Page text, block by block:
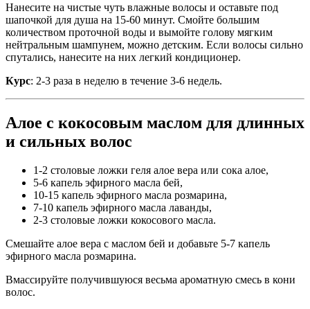
Нанесите на чистые чуть влажные волосы и оставьте под
шапочкой для душа на 15-60 минут. Смойте большим
количеством проточной воды и вымойте голову мягким
нейтральным шампунем, можно детским. Если волосы сильно
спутались, нанесите на них легкий кондиционер.
Курс: 2-3 раза в неделю в течение 3-6 недель.
Алое с кокосовым маслом для длинных
и сильных волос
1-2 столовые ложки геля алое вера или сока алое,
5-6 капель эфирного масла бей,
10-15 капель эфирного масла розмарина,
7-10 капель эфирного масла лаванды,
2-3 столовые ложки кокосового масла.
Смешайте алое вера с маслом бей и добавьте 5-7 капель
эфирного масла розмарина.
Вмассируйте получившуюся весьма ароматную смесь в кони
волос.